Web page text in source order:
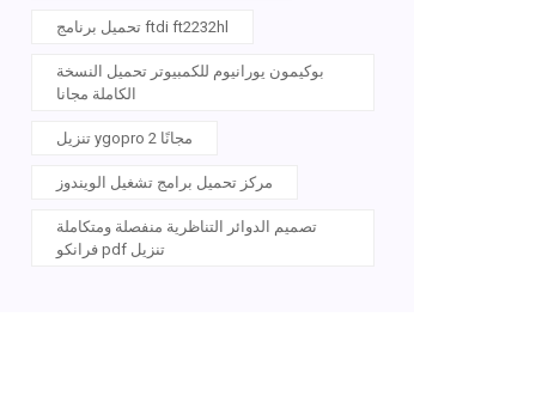
تحميل برنامج ftdi ft2232hl
بوكيمون يورانيوم للكمبيوتر تحميل النسخة
الكاملة مجانا
تنزيل ygopro 2 مجانًا
مركز تحميل برامج تشغيل الويندوز
تصميم الدوائر التناظرية منفصلة ومتكاملة
فرانكو pdf تنزيل